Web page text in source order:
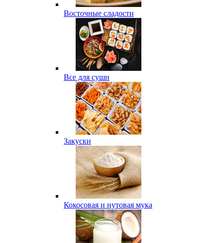
Восточные сладости
Все для суши
Закуски
Кокосовая и нутовая мука